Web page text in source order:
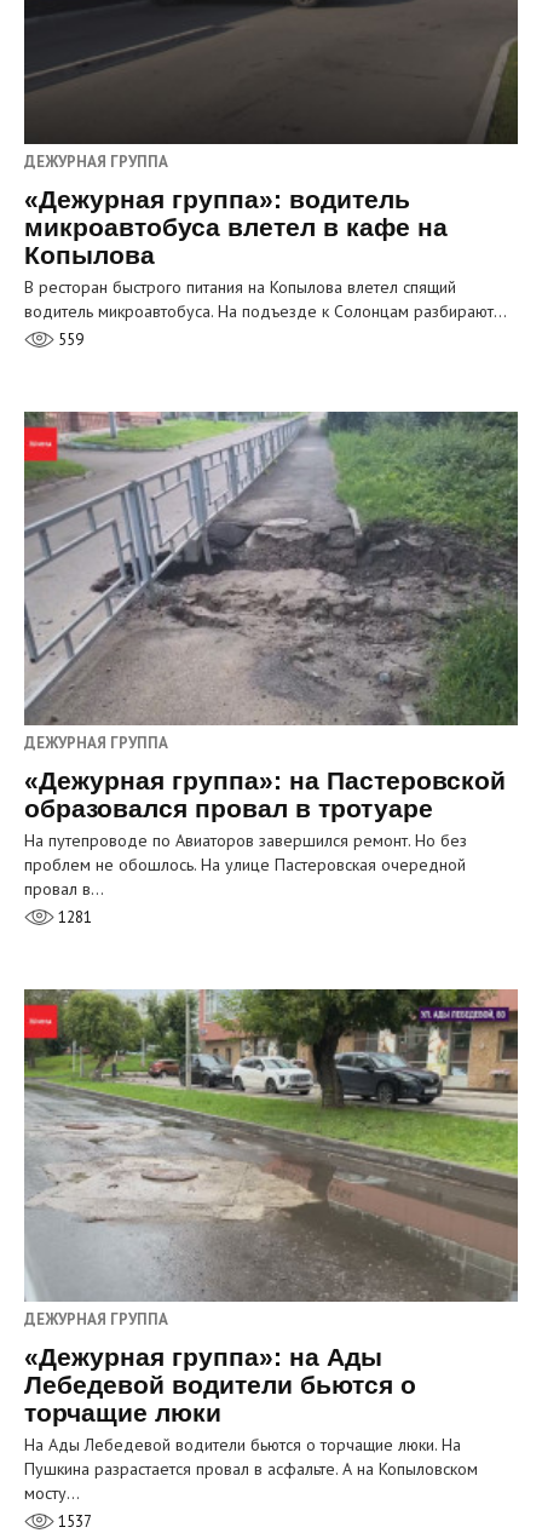
ДЕЖУРНАЯ ГРУППА
«Дежурная группа»: водитель
микроавтобуса влетел в кафе на
Копылова
В ресторан быстрого питания на Копылова влетел спящий
водитель микроавтобуса. На подъезде к Солонцам разбирают…
559
ДЕЖУРНАЯ ГРУППА
«Дежурная группа»: на Пастеровской
образовался провал в тротуаре
На путепроводе по Авиаторов завершился ремонт. Но без
проблем не обошлось. На улице Пастеровская очередной
провал в…
1281
ДЕЖУРНАЯ ГРУППА
«Дежурная группа»: на Ады
Лебедевой водители бьются о
торчащие люки
На Ады Лебедевой водители бьются о торчащие люки. На
Пушкина разрастается провал в асфальте. А на Копыловском
мосту…
1537